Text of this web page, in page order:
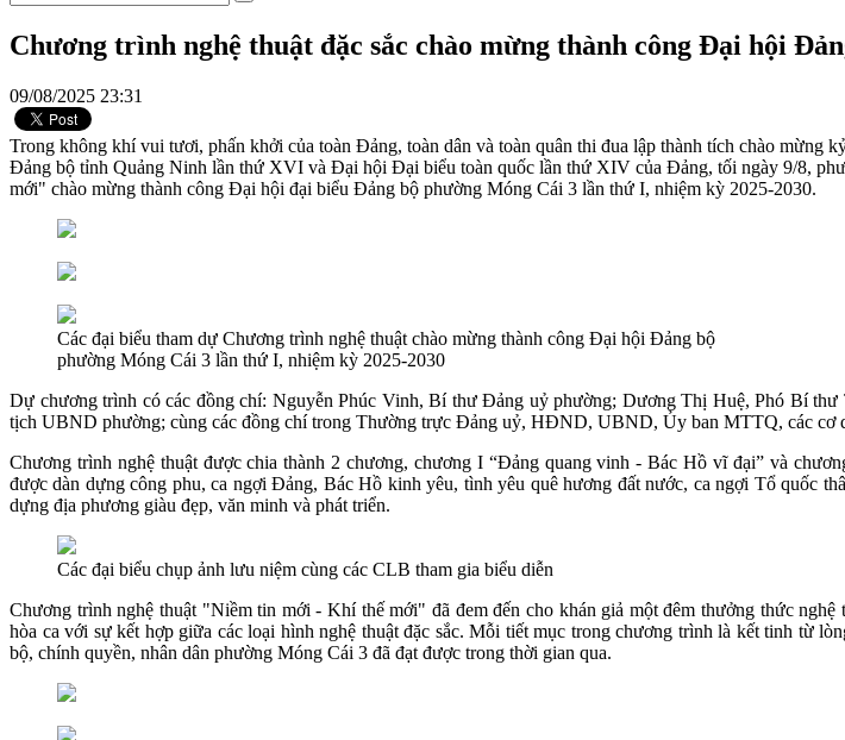
Chương trình nghệ thuật đặc sắc chào mừng thành công Đại hội
09/08/2025 23:31
Trong không khí vui tươi, phấn khởi của toàn Đảng, toàn dân và toàn quân thi đua lập thành tích chào
Đảng bộ tỉnh Quảng Ninh lần thứ XVI và Đại hội Đại biểu toàn quốc lần thứ XIV của Đảng, tối ngày 9/8,
mới" chào mừng thành công Đại hội đại biểu Đảng bộ phường Móng Cái 3 lần thứ I, nhiệm kỳ 2025-2030.
Các đại biểu tham dự Chương trình nghệ thuật chào mừng thành công Đại hội Đảng bộ
phường Móng Cái 3 lần thứ I, nhiệm kỳ 2025-2030
Dự chương trình có các đồng chí: Nguyễn Phúc Vinh, Bí thư Đảng uỷ phường; Dương Thị Huệ, Phó Bí
tịch UBND phường; cùng các đồng chí trong Thường trực Đảng uỷ, HĐND, UBND, Ủy ban MTTQ, các cơ
Chương trình nghệ thuật được chia thành 2 chương, chương I “Đảng quang vinh - Bác Hồ vĩ đại” và
được dàn dựng công phu, ca ngợi Đảng, Bác Hồ kinh yêu, tình yêu quê hương đất nước, ca ngợi Tổ quốc
dựng địa phương giàu đẹp, văn minh và phát triển.
Các đại biểu chụp ảnh lưu niệm cùng các CLB tham gia biểu diễn
Chương trình nghệ thuật "Niềm tin mới - Khí thế mới" đã đem đến cho khán giả một đêm thưởng thức
hòa ca với sự kết hợp giữa các loại hình nghệ thuật đặc sắc. Mỗi tiết mục trong chương trình là kết tinh từ
bộ, chính quyền, nhân dân phường Móng Cái 3 đã đạt được trong thời gian qua.